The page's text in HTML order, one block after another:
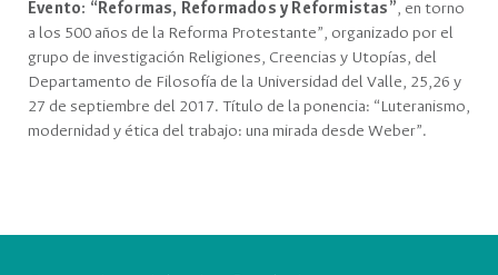
Evento: “Reformas, Reformados y Reformistas”, en torno
a los 500 años de la Reforma Protestante”, organizado por el
grupo de investigación Religiones, Creencias y Utopías, del
Departamento de Filosofía de la Universidad del Valle, 25,26 y
27 de septiembre del 2017. Título de la ponencia: “Luteranismo,
modernidad y ética del trabajo: una mirada desde Weber”.